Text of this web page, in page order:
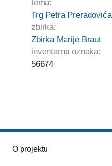
tema:
Trg Petra Preradovića
zbirka:
Zbirka Marije Braut
inventarna oznaka:
56674
O projektu